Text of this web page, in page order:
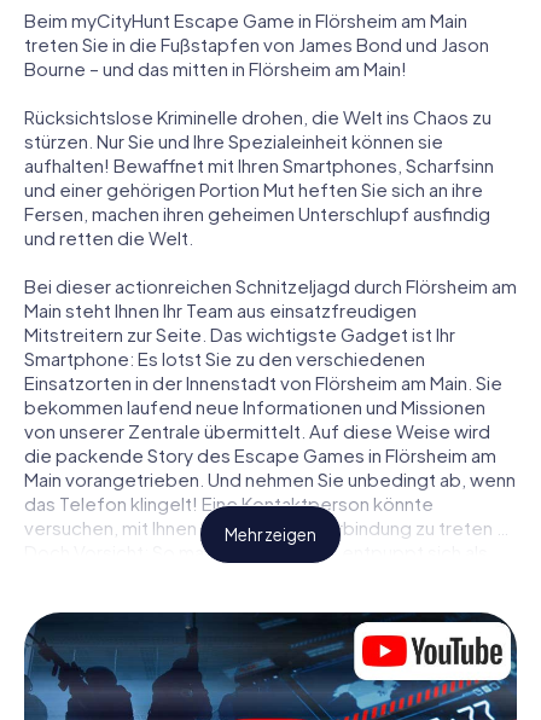
Beim myCityHunt Escape Game in Flörsheim am Main
treten Sie in die Fußstapfen von James Bond und Jason
Bourne – und das mitten in Flörsheim am Main!
Rücksichtslose Kriminelle drohen, die Welt ins Chaos zu
stürzen. Nur Sie und Ihre Spezialeinheit können sie
aufhalten! Bewaffnet mit Ihren Smartphones, Scharfsinn
und einer gehörigen Portion Mut heften Sie sich an ihre
Fersen, machen ihren geheimen Unterschlupf ausfindig
und retten die Welt.
Bei dieser actionreichen Schnitzeljagd durch Flörsheim am
Main steht Ihnen Ihr Team aus einsatzfreudigen
Mitstreitern zur Seite. Das wichtigste Gadget ist Ihr
Smartphone: Es lotst Sie zu den verschiedenen
Einsatzorten in der Innenstadt von Flörsheim am Main. Sie
bekommen laufend neue Informationen und Missionen
von unserer Zentrale übermittelt. Auf diese Weise wird
die packende Story des Escape Games in Flörsheim am
Main vorangetrieben. Und nehmen Sie unbedingt ab, wenn
das Telefon klingelt! Eine Kontaktperson könnte
versuchen, mit Ihnen konspirativ in Verbindung zu treten …
Doch Vorsicht: So mancher Informant entpuppt sich als
ziehen Sie die richtigen Schlüsse und vor allem: Vertrauen
Sie niemandem!
Anders als in einem klassischen Escape Room in Flörsheim
Mehr zeigen